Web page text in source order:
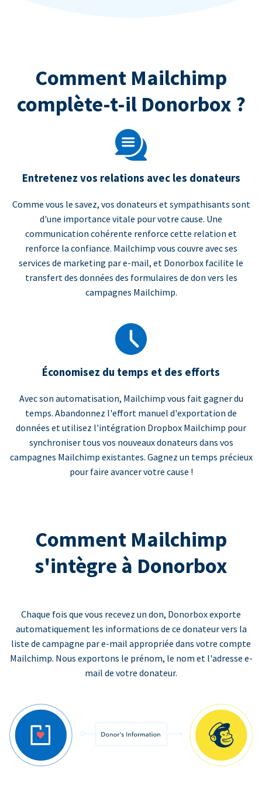
Comment Mailchimp
complète-t-il Donorbox ?
Entretenez vos relations avec les donateurs
Comme vous le savez, vos donateurs et sympathisants sont
d'une importance vitale pour votre cause. Une
communication cohérente renforce cette relation et
renforce la confiance. Mailchimp vous couvre avec ses
services de marketing par e-mail, et Donorbox facilite le
transfert des données des formulaires de don vers les
campagnes Mailchimp.
Économisez du temps et des efforts
Avec son automatisation, Mailchimp vous fait gagner du
temps. Abandonnez l'effort manuel d'exportation de
données et utilisez l'intégration Dropbox Mailchimp pour
synchroniser tous vos nouveaux donateurs dans vos
campagnes Mailchimp existantes. Gagnez un temps précieux
pour faire avancer votre cause !
Comment Mailchimp
s'intègre à Donorbox
Chaque fois que vous recevez un don, Donorbox exporte
automatiquement les informations de ce donateur vers la
liste de campagne par e-mail appropriée dans votre compte
Mailchimp. Nous exportons le prénom, le nom et l'adresse e-
mail de votre donateur.